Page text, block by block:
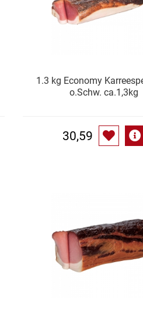
1.3 kg Economy
o.Schw. ca.1,3kg
30,59